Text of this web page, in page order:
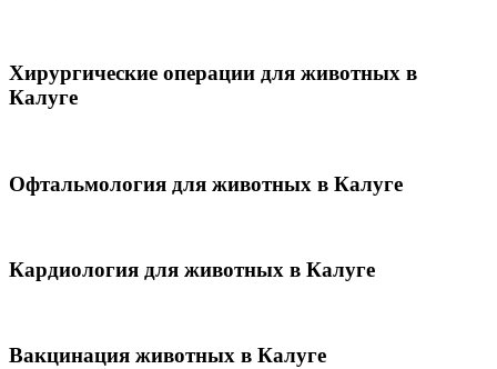
Хирургические операции для животных в
Калуге
Офтальмология для животных в Калуге
Кардиология для животных в Калуге
Вакцинация животных в Калуге